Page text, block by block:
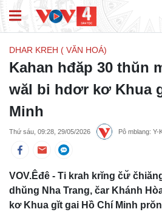
DHAR KREH ( VĂN HOÁ)
Kahan hđăp 30 thŭn
wăl bi hdơr kơ Khua
Minh
Thứ sáu, 09:28, 29/05/2026 Pô mblang: Y-
VOV.Êđê - Ti krah krĭng čư̆
dhŭng Nha Trang, čar Khánh
kơ Khua gĭt gai Hồ Chí Minh